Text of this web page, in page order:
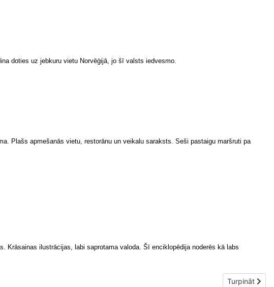
doties uz jebkuru vietu Norvēģijā, jo šī valsts iedvesmo.
Plašs apmešanās vietu, restorānu un veikalu saraksts. Seši pastaigu maršruti pa
Krāsainas ilustrācijas, labi saprotama valoda. Šī enciklopēdija noderēs kā labs
Nākamais
Turpināt